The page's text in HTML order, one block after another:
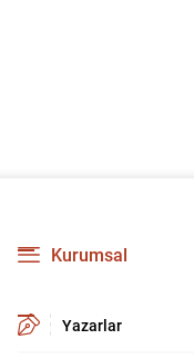
Kurumsal
Yazarlar